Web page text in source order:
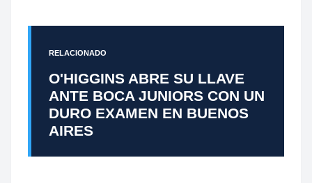
RELACIONADO
O'HIGGINS ABRE SU LLAVE
ANTE BOCA JUNIORS CON UN
DURO EXAMEN EN BUENOS
AIRES